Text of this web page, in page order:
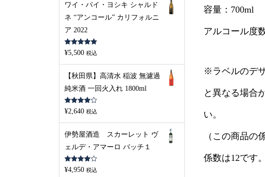
容量：700ml
アルコール度
※ラベルのデ
と異なる場合
い。
（この商品
係数は12です。
ワイ・バイ・ヨシキ シャルド
ネ “アンコール” カリフォルニ
ア 2022
5段階中 5.00
の評価
¥5,500 税込
【秋田県】高清水 稲波 無濾過
純米酒 一回火入れ 1800ml
5段階中
4.00の評
¥2,640 税込
伊勢屋酒造 スカーレット ヴ
ェルデ・アマーロ バッチ１
5段階中
4.00の評
¥4,950 税込